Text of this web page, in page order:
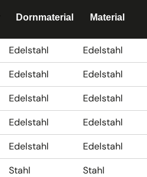
Dornmaterial Material
Edelstahl Edelstahl
Edelstahl Edelstahl
Edelstahl Edelstahl
Edelstahl Edelstahl
Edelstahl Edelstahl
Stahl Stahl